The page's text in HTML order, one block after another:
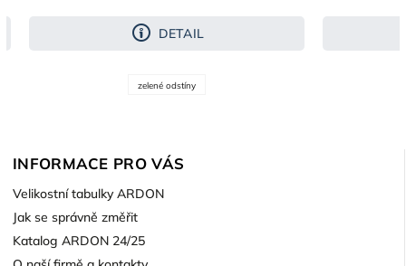
DETAIL
zelené odstíny
INFORMACE PRO VÁS
Velikostní tabulky ARDON
Jak se správně změřit
Katalog ARDON 24/25